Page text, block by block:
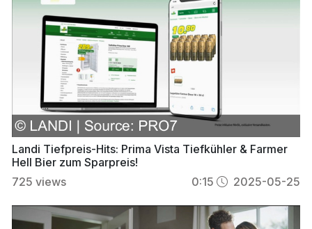
Landi Tiefpreis-Hits: Prima Vista Tiefkühler & Farmer
Hell Bier zum Sparpreis!
725 views 0:15 2025-05-25